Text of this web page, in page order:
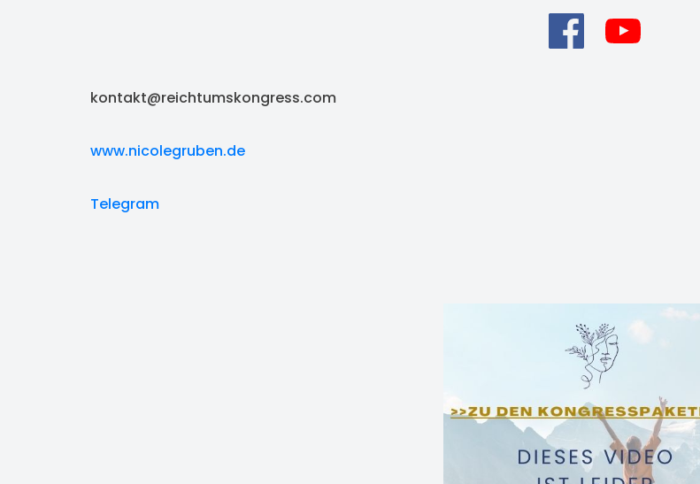
kontakt@reichtumskongress.com
www.nicolegruben.de
Telegram